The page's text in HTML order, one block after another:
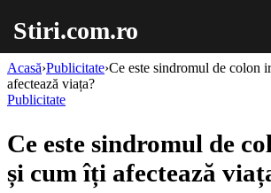
Stiri.com.ro
Acasă›Publicitate›Ce este sindromul de colon
afectează viața?
Publicitate
Ce este sindromul de
și cum îți afectează